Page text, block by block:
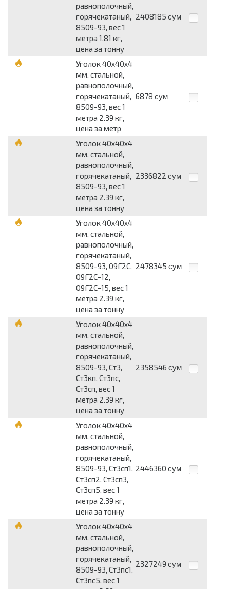
равнополочный,
горячекатаный,
8509-93, вес 1
метра 1.81 кг,
цена за тонну
2408185 сум
Уголок 40x40x4
мм, стальной,
равнополочный,
горячекатаный,
8509-93, вес 1
метра 2.39 кг,
цена за метр
6878 сум
Уголок 40x40x4
мм, стальной,
равнополочный,
горячекатаный,
8509-93, вес 1
метра 2.39 кг,
цена за тонну
2336822 сум
Уголок 40x40x4
мм, стальной,
равнополочный,
горячекатаный,
8509-93, 09Г2С,
09Г2С-12,
09Г2С-15, вес 1
метра 2.39 кг,
цена за тонну
2478345 сум
Уголок 40x40x4
мм, стальной,
равнополочный,
горячекатаный,
8509-93, Ст3,
Ст3кп, Ст3пс,
Ст3сп, вес 1
метра 2.39 кг,
цена за тонну
2358546 сум
Уголок 40x40x4
мм, стальной,
равнополочный,
горячекатаный,
8509-93, Ст3сп1,
Ст3сп2, Ст3сп3,
Ст3сп5, вес 1
метра 2.39 кг,
цена за тонну
2446360 сум
Уголок 40x40x4
мм, стальной,
равнополочный,
горячекатаный,
8509-93, Ст3пс1,
Ст3пс5, вес 1
2327249 сум